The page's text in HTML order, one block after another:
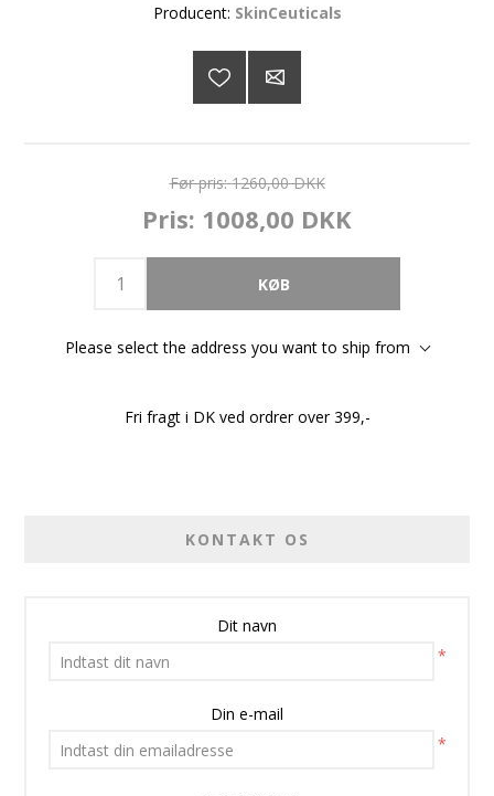
Producent: SkinCeuticals
Før pris: 1260,00 DKK
Pris: 1008,00 DKK
Please select the address you want to ship from
Fri fragt i DK ved ordrer over 399,-
KONTAKT OS
Dit navn
*
Din e-mail
*